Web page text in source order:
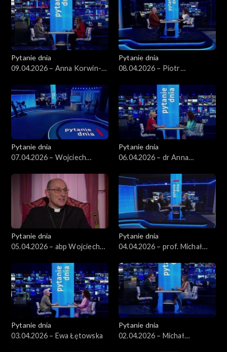
Pytanie dnia
09.04.2026 – Anna Korwin-
Pytanie dnia
08.04.2026 – Piotr
Pytanie dnia
07.04.2026 – Wojciech
Pytanie dnia
06.04.2026 – dr Anna
Pytanie dnia
05.04.2026 – abp Wojciech
Pytanie dnia
04.04.2026 – prof. Michał
Pytanie dnia
03.04.2026 – Ewa Łętowska
Pytanie dnia
02.04.2026 – Michał